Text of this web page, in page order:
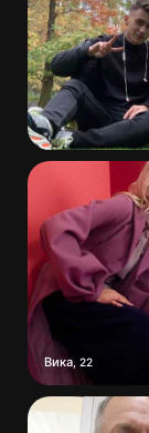
Вика, 22